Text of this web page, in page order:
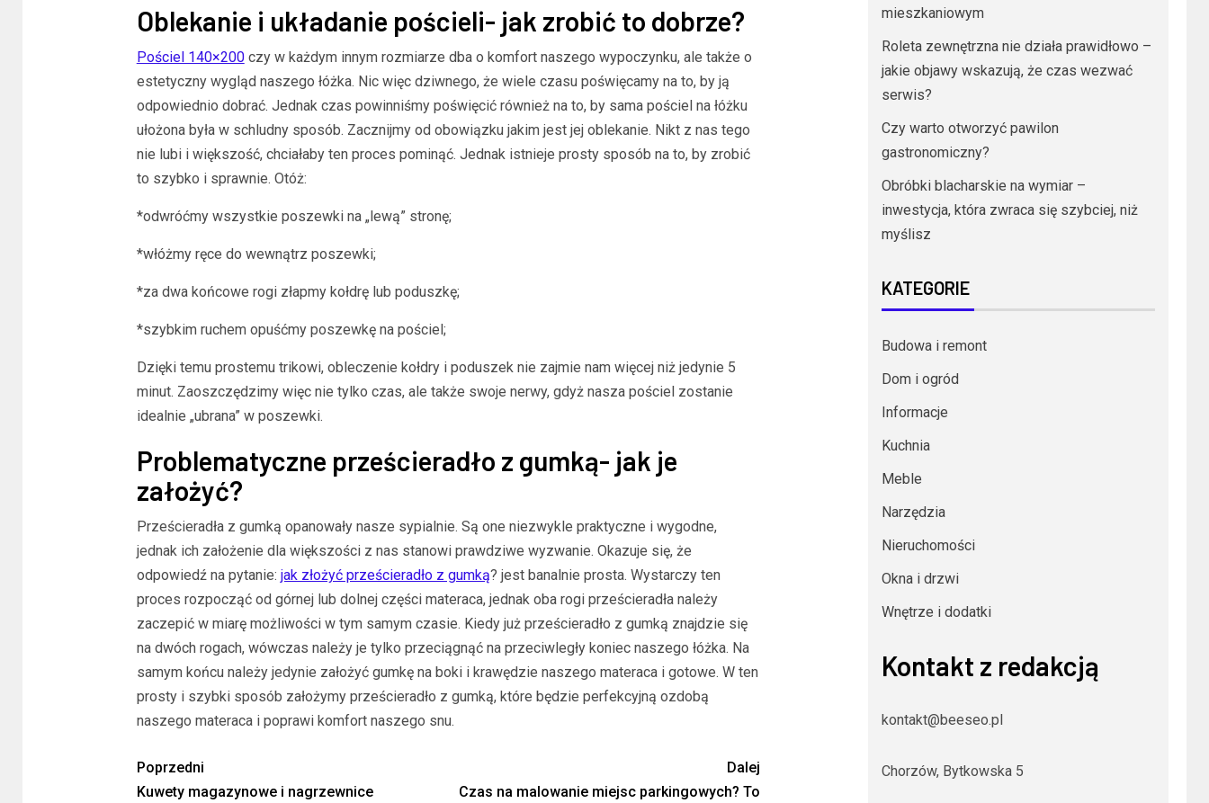
Oblekanie i układanie pościeli- jak zrobić to dobrze?
Pościel 140×200czy w każdym innym rozmiarze dba o komfort naszego wypoczynku, ale także o
estetyczny wygląd naszego łóżka. Nic więc dziwnego, że wiele czasu poświęcamy na to, by ją
odpowiednio dobrać. Jednak czas powinniśmy poświęcić również na to, by sama pościel na łóżku
ułożona była w schludny sposób. Zacznijmy od obowiązku jakim jest jej oblekanie. Nikt z nas tego
nie lubi i większość, chciałaby ten proces pominąć. Jednak istnieje prosty sposób na to, by zrobić
to szybko i sprawnie. Otóż:
*odwróćmy wszystkie poszewki na „lewą” stronę;
*włóżmy ręce do wewnątrz poszewki;
*za dwa końcowe rogi złapmy kołdrę lub poduszkę;
*szybkim ruchem opuśćmy poszewkę na pościel;
Dzięki temu prostemu trikowi, obleczenie kołdry i poduszek nie zajmie nam więcej niż jedynie 5
minut. Zaoszczędzimy więc nie tylko czas, ale także swoje nerwy, gdyż nasza pościel zostanie
idealnie „ubrana” w poszewki.
Problematyczne prześcieradło z gumką- jak je
założyć?
Prześcieradła z gumką opanowały nasze sypialnie. Są one niezwykle praktyczne i wygodne,
jednak ich założenie dla większości z nas stanowi prawdziwe wyzwanie. Okazuje się, że
odpowiedź na pytanie: jak złożyć prześcieradło z gumką? jest banalnie prosta. Wystarczy ten
proces rozpocząć od górnej lub dolnej części materaca, jednak oba rogi prześcieradła należy
zaczepić w miarę możliwości w tym samym czasie. Kiedy już prześcieradło z gumką znajdzie się
na dwóch rogach, wówczas należy je tylko przeciągnąć na przeciwległy koniec naszego łóżka. Na
samym końcu należy jedynie założyć gumkę na boki i krawędzie naszego materaca i gotowe. W ten
prosty i szybki sposób założymy prześcieradło z gumką, które będzie perfekcyjną ozdobą
naszego materaca i poprawi komfort naszego snu.
Poprzedni
Kuwety magazynowe i nagrzewnice
Dalej
Czas na malowanie miejsc parkingowych? To
mieszkaniowym
Roleta zewnętrzna nie działa prawidłowo –
jakie objawy wskazują, że czas wezwać
serwis?
Czy warto otworzyć pawilon
gastronomiczny?
Obróbki blacharskie na wymiar –
inwestycja, która zwraca się szybciej, niż
myślisz
KATEGORIE
Budowa i remont
Dom i ogród
Informacje
Kuchnia
Meble
Narzędzia
Nieruchomości
Okna i drzwi
Wnętrze i dodatki
Kontakt z redakcją
kontakt@beeseo.pl
Chorzów, Bytkowska 5